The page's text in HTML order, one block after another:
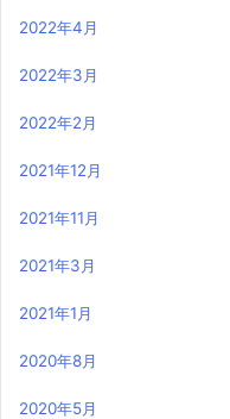
2022年4月
2022年3月
2022年2月
2021年12月
2021年11月
2021年3月
2021年1月
2020年8月
2020年5月